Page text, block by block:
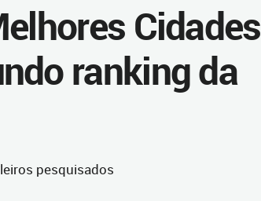
Cidades
ranking da
pesquisados